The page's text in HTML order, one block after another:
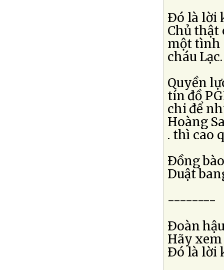
Ðó là lời
Chủ thật
một tình
cháu Lạc.
Quyền
tín đồ
chi để
Hoàng
. thì cao
Ðồng
Duật
--------
Ðoàn
Hãy
Ðó là lời